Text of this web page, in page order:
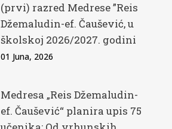
(prvi) razred Medrese ”Reis
Džemaludin-ef. Čaušević, u
školskoj 2026/2027. godini
01 Juna, 2026
Medresa „Reis Džemaludin-
ef. Čaušević“ planira upis 75